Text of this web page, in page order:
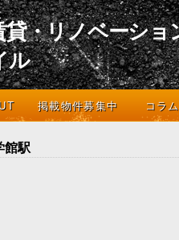
・リノベーショ
ル
掲載物件募集中 コラム
館駅